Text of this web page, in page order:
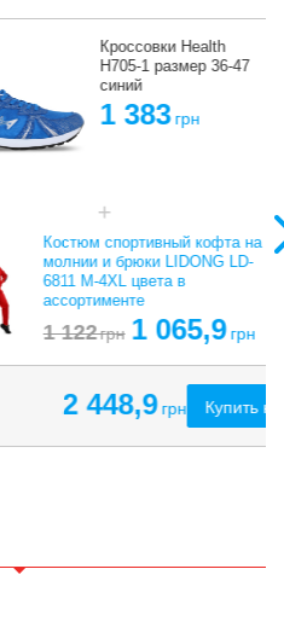
Кроссовки Health
H705-1 размер 36-47
1 383 грн
спортивный кофта на
и брюки LIDONG LD-
4XL цвета в
1 065,9грн
448,9грн Купить набор